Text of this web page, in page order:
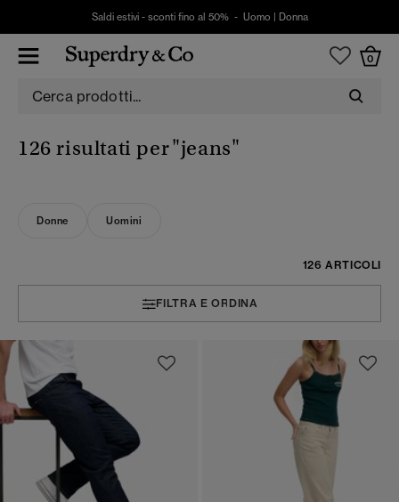
Saldi estivi - sconti fino al 50% - Uomo Donna
0
126 risultati per"jeans"
Donne Uomini
126 ARTICOLI
FILTRA E ORDINA